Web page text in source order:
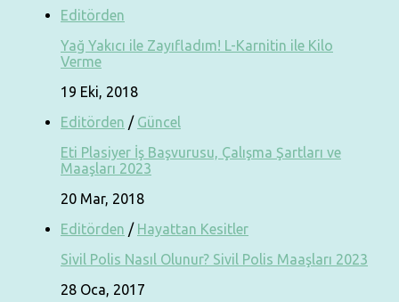
Editörden
Yağ Yakıcı ile Zayıfladım! L-Karnitin ile Kilo
Verme
19 Eki, 2018
Editörden / Güncel
Eti Plasiyer İş Başvurusu, Çalışma Şartları ve
Maaşları 2023
20 Mar, 2018
Editörden / Hayattan Kesitler
Sivil Polis Nasıl Olunur? Sivil Polis Maaşları 2023
28 Oca, 2017